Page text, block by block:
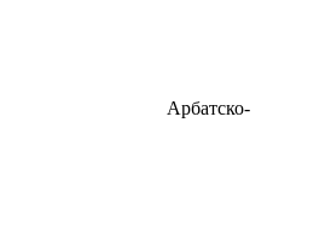
Арбатско-